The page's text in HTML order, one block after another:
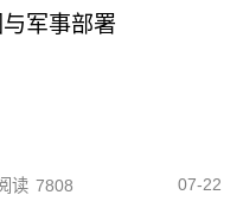
军事部署
读 7808 07-22